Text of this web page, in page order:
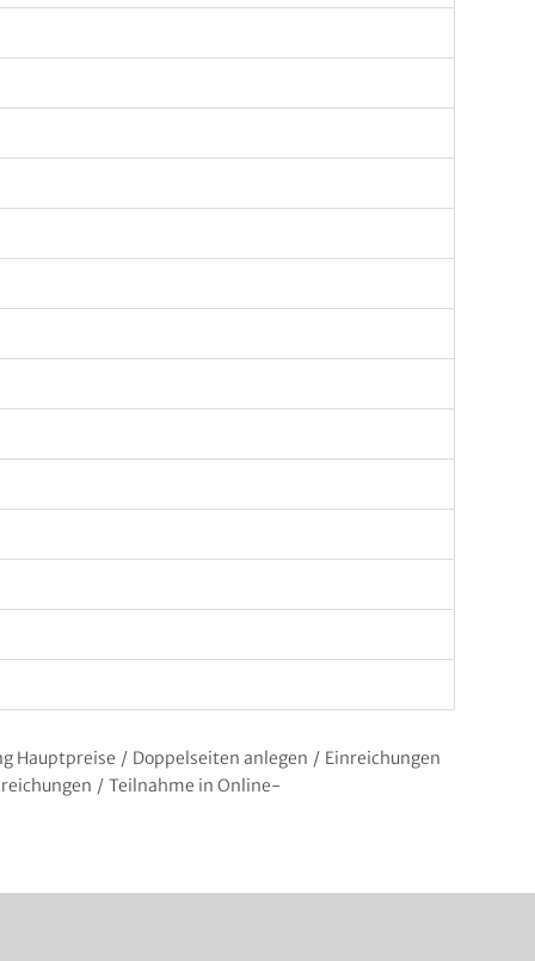
Hauptpreise / Doppelseiten anlegen / Einreichungen
/ Teilnahme in Online-